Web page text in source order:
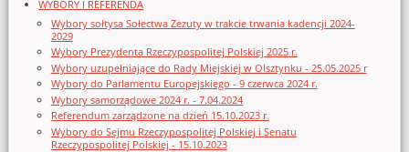
WYBORY I REFERENDA
Wybory sołtysa Sołectwa Zezuty w trakcie trwania kadencji 2024-
2029
Wybory Prezydenta Rzeczypospolitej Polskiej 2025 r.
Wybory uzupełniające do Rady Miejskiej w Olsztynku - 25.05.2025 r
Wybory do Parlamentu Europejskiego - 9 czerwca 2024 r.
Wybory samorządowe 2024 r. - 7.04.2024
Referendum zarządzone na dzień 15.10.2023 r.
Wybory do Sejmu Rzeczypospolitej Polskiej i Senatu
Rzeczypospolitej Polskiej - 15.10.2023